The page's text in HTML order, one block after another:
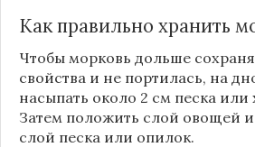
Как правильно хранить
Чтобы морковь дольше
свойства и не портилась, на
насыпать около 2 см песка
Затем положить слой овощей
слой песка или опилок.